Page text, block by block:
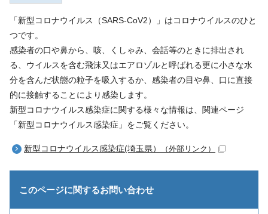
「新型コロナウイルス（SARS-CoV2）」はコロナウイルスのひと
つです。
感染者の口や鼻から、咳、くしゃみ、会話等のときに排出され
る、ウイルスを含む飛沫又はエアロゾルと呼ばれる更に小さな水
分を含んだ状態の粒子を吸入するか、感染者の目や鼻、口に直接
的に接触することにより感染します。
新型コロナウイルス感染症に関する様々な情報は、関連ページ
「新型コロナウイルス感染症」をご覧ください。
新型コロナウイルス感染症(埼玉県） （外部リンク）
このページに関するお問い合わせ